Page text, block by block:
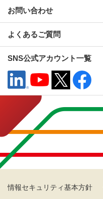
お問い合わせ
よくあるご質問
SNS公式アカウント一覧
情報セキュリティ基本方針